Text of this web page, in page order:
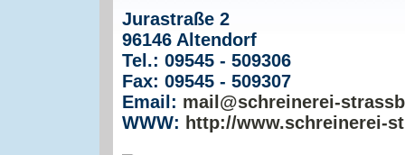
Jurastraße 2
96146 Altendorf
Tel.: 09545 - 509306
Fax: 09545 - 509307
Email: mail@schreinerei-
WWW: http://www.schreinerei-